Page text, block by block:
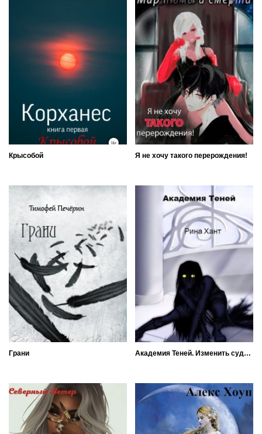
Крысобой Я не хочу такого перерождения!
Грани Академия Теней. Изменить судьбу